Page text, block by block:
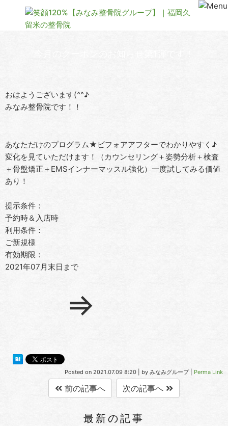
おはようございます(^^♪
みなみ整骨院です！！
あなただけのプログラム★ビフォアアフターでわかりやすく♪
変化を見ていただけます！（カウンセリング＋姿勢分析＋検査
＋骨盤矯正＋EMSインナーマッスル強化）一度試してみる価値
あり！
提示条件：
予約時＆入店時
利用条件：
ご新規様
有効期限：
2021年07月末日まで
⇒
Posted on 2021.07.09 8:20 by みなみグループ| Perma Link
前の記事へ 次の記事へ
最新の記事